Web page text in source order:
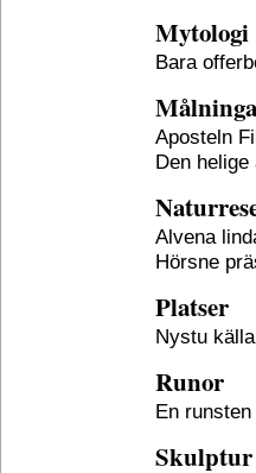
Mytologi
Bara
Aposteln
Den
Alvena
Hörsne
Platser
Nystu
Runor
En
Skulptur